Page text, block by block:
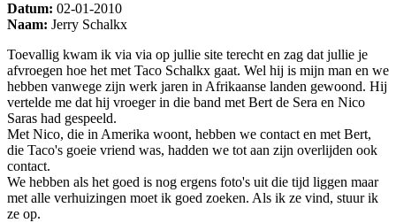
Datum: 02-01-2010
Naam: Jerry Schalkx
Toevallig kwam ik via via op jullie site terecht en zag dat jullie je
afvroegen hoe het met Taco Schalkx gaat. Wel hij is mijn man en we
hebben vanwege zijn werk jaren in Afrikaanse landen gewoond. Hij
vertelde me dat hij vroeger in die band met Bert de Sera en Nico
Saras had gespeeld.
Met Nico, die in Amerika woont, hebben we contact en met Bert,
die Taco's goeie vriend was, hadden we tot aan zijn overlijden ook
contact.
We hebben als het goed is nog ergens foto's uit die tijd liggen maar
met alle verhuizingen moet ik goed zoeken. Als ik ze vind, stuur ik
ze op.